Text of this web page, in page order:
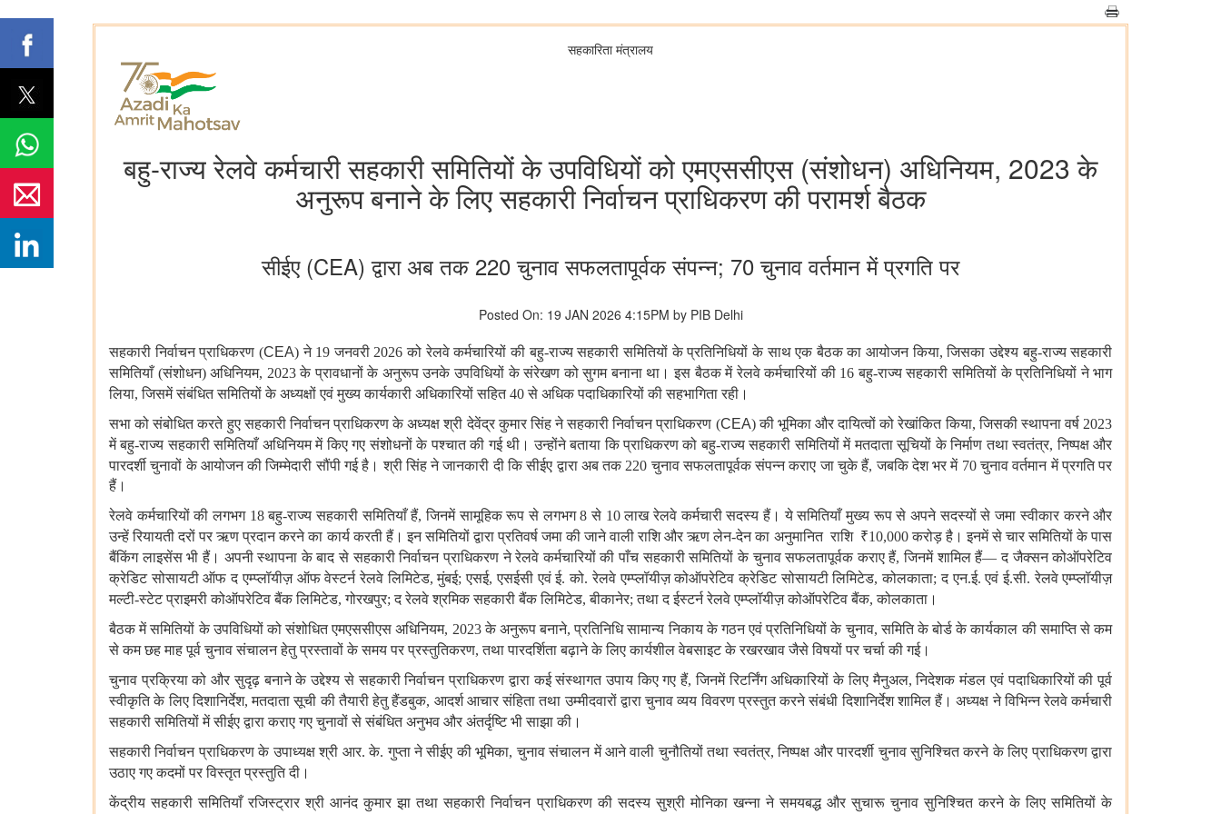
सहकारिता मंत्रालय
बहु-राज्य रेलवे कर्मचारी सहकारी समितियों के उपविधियों को एमएससीएस (संशोधन) अधिनियम, 2023 के
अनुरूप बनाने के लिए सहकारी निर्वाचन प्राधिकरण की परामर्श बैठक
सीईए (CEA) द्वारा अब तक 220 चुनाव सफलतापूर्वक संपन्न; 70 चुनाव वर्तमान में प्रगति पर
Posted On: 19 JAN 2026 4:15PM by PIB Delhi
सहकारी निर्वाचन प्राधिकरण (CEA)ने19जनवरी2026को रेलवे कर्मचारियों की बहु-राज्य सहकारी समितियों के प्रतिनिधियों के साथ एक बैठक का आयोजन किया,जिसका उद्देश्य बहु-राज्य सहकारी
समितियाँ(संशोधन)अधिनियम, 2023के प्रावधानों के अनुरूप उनके उपविधियों के संरेखण को सुगम बनाना था। इस बैठक में रेलवे कर्मचारियों की16बहु-राज्य सहकारी समितियों के प्रतिनिधियों ने भाग
लिया,जिसमें संबंधित समितियों के अध्यक्षों एवं मुख्य कार्यकारी अधिकारियों सहित 40से अधिक पदाधिकारियों की सहभागिता रही।
सभा को संबोधित करते हुए सहकारी निर्वाचन प्राधिकरण के अध्यक्ष श्री देवेंद्र कुमार सिंह ने सहकारी निर्वाचन प्राधिकरण (CEA)की भूमिका और दायित्वों को रेखांकित किया,जिसकी स्थापना वर्ष2023
में बहु-राज्य सहकारी समितियाँ अधिनियम में किए गए संशोधनों के पश्चात की गई थी। उन्होंने बताया कि प्राधिकरण को बहु-राज्य सहकारी समितियों में मतदाता सूचियों के निर्माण तथा स्वतंत्र,निष्पक्ष और
पारदर्शी चुनावों के आयोजन की जिम्मेदारी सौंपी गई है। श्री सिंह ने जानकारी दी कि सीईए द्वारा अब तक220चुनाव सफलतापूर्वक संपन्न कराए जा चुके हैं,जबकि देश भर में70चुनाव वर्तमान में प्रगति पर
हैं।
रेलवे कर्मचारियों की लगभग18बहु-राज्य सहकारी समितियाँ हैं,जिनमें सामूहिक रूप से लगभग8से 10लाख रेलवे कर्मचारी सदस्य हैं। ये समितियाँ मुख्य रूप से अपने सदस्यों से जमा स्वीकार करने और
उन्हें रियायती दरों पर ऋण प्रदान करने का कार्य करती हैं। इन समितियों द्वारा प्रतिवर्ष जमा की जाने वाली राशि और ऋण लेन-देन का अनुमानित राशि ₹10,000करोड़ है। इनमें से चार समितियों के पास
बैंकिंग लाइसेंस भी हैं। अपनी स्थापना के बाद से सहकारी निर्वाचन प्राधिकरण ने रेलवे कर्मचारियों की पाँच सहकारी समितियों के चुनाव सफलतापूर्वक कराए हैं,जिनमें शामिल हैं—द जैक्सन कोऑपरेटिव
क्रेडिट सोसायटी ऑफ द एम्प्लॉयीज़ ऑफ वेस्टर्न रेलवे लिमिटेड,मुंबई;एसई,एसईसी एवं ई.को.रेलवे एम्प्लॉयीज़ कोऑपरेटिव क्रेडिट सोसायटी लिमिटेड,कोलकाता;द एन.ई.एवं ई.सी.रेलवे एम्प्लॉयीज़
मल्टी-स्टेट प्राइमरी कोऑपरेटिव बैंक लिमिटेड,गोरखपुर;द रेलवे श्रमिक सहकारी बैंक लिमिटेड,बीकानेर;तथा द ईस्टर्न रेलवे एम्प्लॉयीज़ कोऑपरेटिव बैंक,कोलकाता।
बैठक में समितियों के उपविधियों को संशोधित एमएससीएस अधिनियम, 2023के अनुरूप बनाने,प्रतिनिधि सामान्य निकाय के गठन एवं प्रतिनिधियों के चुनाव,समिति के बोर्ड के कार्यकाल की समाप्ति से कम
से कम छह माह पूर्व चुनाव संचालन हेतु प्रस्तावों के समय पर प्रस्तुतिकरण,तथा पारदर्शिता बढ़ाने के लिए कार्यशील वेबसाइट के रखरखाव जैसे विषयों पर चर्चा की गई।
चुनाव प्रक्रिया को और सुदृढ़ बनाने के उद्देश्य से सहकारी निर्वाचन प्राधिकरण द्वारा कई संस्थागत उपाय किए गए हैं,जिनमें रिटर्निंग अधिकारियों के लिए मैनुअल,निदेशक मंडल एवं पदाधिकारियों की पूर्व
स्वीकृति के लिए दिशानिर्देश,मतदाता सूची की तैयारी हेतु हैंडबुक, आदर्श आचार संहिता तथा उम्मीदवारों द्वारा चुनाव व्यय विवरण प्रस्तुत करने संबंधी दिशानिर्देश शामिल हैं। अध्यक्ष ने विभिन्न रेलवे कर्मचारी
सहकारी समितियों में सीईए द्वारा कराए गए चुनावों से संबंधित अनुभव और अंतर्दृष्टि भी साझा की।
सहकारी निर्वाचन प्राधिकरण के उपाध्यक्ष श्री आर.के.गुप्ता ने सीईए की भूमिका,चुनाव संचालन में आने वाली चुनौतियों तथा स्वतंत्र,निष्पक्ष और पारदर्शी चुनाव सुनिश्चित करने के लिए प्राधिकरण द्वारा
उठाए गए कदमों पर विस्तृत प्रस्तुति दी।
केंद्रीय सहकारी समितियाँ रजिस्ट्रार श्री आनंद कुमार झा तथा सहकारी निर्वाचन प्राधिकरण की सदस्य सुश्री मोनिका खन्ना ने समयबद्ध और सुचारू चुनाव सुनिश्चित करने के लिए समितियों के